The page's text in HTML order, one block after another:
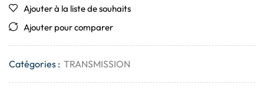
Ajouter à la liste de souhaits
Ajouter pour comparer
Catégories : TRANSMISSION